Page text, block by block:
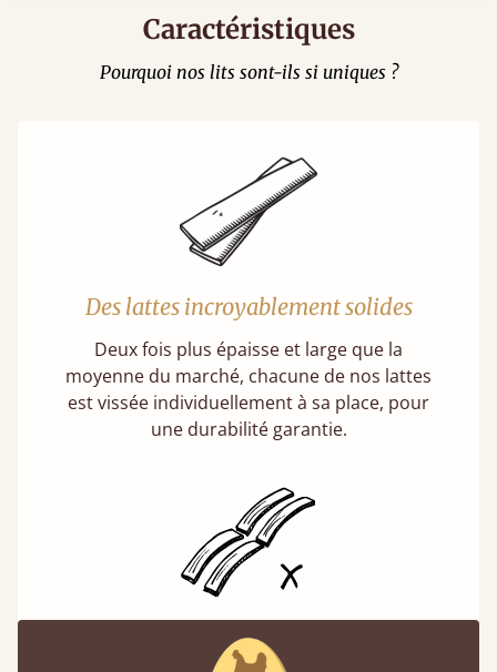
Caractéristiques
Pourquoi nos lits sont-ils si uniques ?
Des lattes incroyablement solides
Deux fois plus épaisse et large que la
moyenne du marché, chacune de nos lattes
est vissée individuellement à sa place, pour
une durabilité garantie.
Des lattes fixes, et non souples